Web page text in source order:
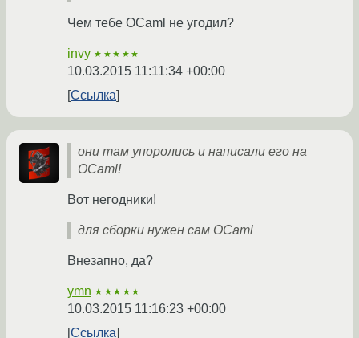
Чем тебе OCaml не угодил?
invy ★★★★★
10.03.2015 11:11:34 +00:00
Ссылка
они там упоролись и написали его на
OCaml!
Вот негодники!
для сборки нужен сам OCaml
Внезапно, да?
ymn ★★★★★
10.03.2015 11:16:23 +00:00
Ссылка